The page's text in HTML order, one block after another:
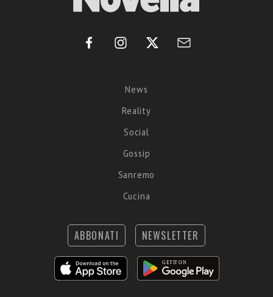
News
Reality
Social
Gossip
Sanremo
Cucina
ABBONATI NEWSLETTER